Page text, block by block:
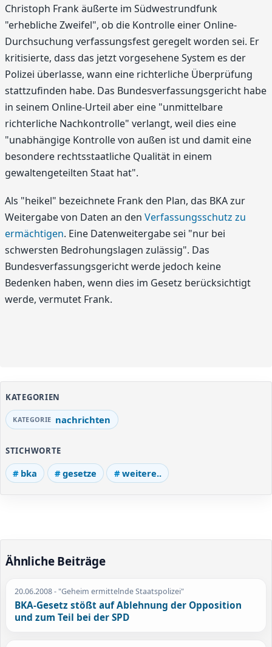
Christoph Frank äußerte im Südwestrundfunk
"erhebliche Zweifel", ob die Kontrolle einer Online-
Durchsuchung verfassungsfest geregelt worden sei. Er
kritisierte, dass das jetzt vorgesehene System es der
Polizei überlasse, wann eine richterliche Überprüfung
stattzufinden habe. Das Bundesverfassungsgericht habe
in seinem Online-Urteil aber eine "unmittelbare
richterliche Nachkontrolle" verlangt, weil dies eine
"unabhängige Kontrolle von außen ist und damit eine
besondere rechtsstaatliche Qualität in einem
gewaltengeteilten Staat hat".
Als "heikel" bezeichnete Frank den Plan, das BKA zur
Weitergabe von Daten an den Verfassungsschutz zu
ermächtigen. Eine Datenweitergabe sei "nur bei
schwersten Bedrohungslagen zulässig". Das
Bundesverfassungsgericht werde jedoch keine
Bedenken haben, wenn dies im Gesetz berücksichtigt
werde, vermutet Frank.
KATEGORIEN
nachrichten
STICHWORTE
bka gesetze weitere..
Ähnliche Beiträge
20.06.2008- "Geheim ermittelnde Staatspolizei"
BKA-Gesetz stößt auf Ablehnung der Opposition
und zum Teil bei der SPD